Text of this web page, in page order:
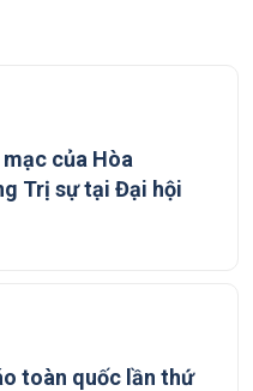
của Hòa
Trị sự tại Đại hội
toàn quốc lần thứ